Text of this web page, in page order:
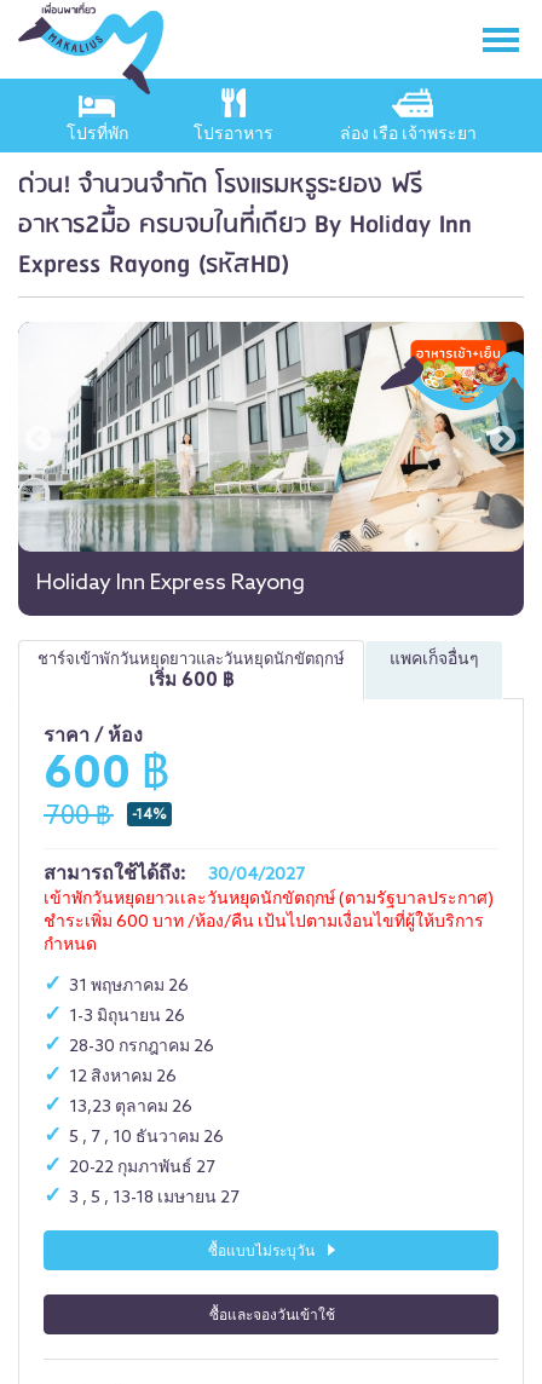
โปรที่พัก โปรอาหาร ล่อง เรือ เจ้าพระยา
ด่วน! จำนวนจำกัด โรงแรมหรูระยอง ฟรี
อาหาร2มื้อ ครบจบในที่เดียว By Holiday Inn
Express Rayong (รหัสHD)
Holiday Inn Express Rayong
ชาร์จเข้าพักวันหยุดยาวและวันหยุดนักขัตฤกษ์
เริ่ม 600 ฿
แพคเก็จอื่นๆ
ราคา / ห้อง
600 ฿
700 ฿ -14%
สามารถใช้ได้ถึง:
30/04/2027
เข้าพักวันหยุดยาวเเละวันหยุดนักขัตฤกษ์ (ตามรัฐบาลประกาศ)
ชำระเพิ่ม 600 บาท /ห้อง/คืน เป้นไปตามเงื่อนไขที่ผู้ให้บริการ
กำหนด
31 พฤษภาคม 26
1-3 มิถุนายน 26
28-30 กรกฎาคม 26
12 สิงหาคม 26
13,23 ตุลาคม 26
5 , 7 , 10 ธันวาคม 26
20-22 กุมภาพันธ์ 27
3 , 5 , 13-18 เมษายน 27
ซื้อแบบไม่ระบุวัน
ซื้อและจองวันเข้าใช้